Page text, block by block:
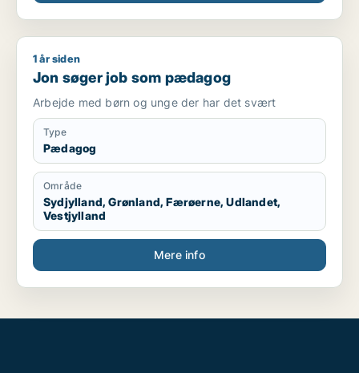
Jon søger job som pædagog
1 år siden
Jon søger job som pædagog
Arbejde med børn og unge der har det svært
Type
Pædagog
Område
Sydjylland, Grønland, Færøerne, Udlandet,
Vestjylland
Mere info